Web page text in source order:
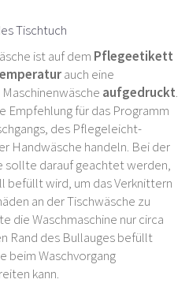
Tischtuch
ist auf dem Pflegeetikett
auch eine
aufgedruckt.
Empfehlung für das Programm
des Pflegeleicht-
Handwäsche handeln. Bei der
sollte darauf geachtet werden,
befüllt wird, um das Verknittern
an der Tischwäsche zu
die Waschmaschine nur circa
Rand des Bullauges befüllt
beim Waschvorgang
kann.